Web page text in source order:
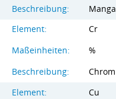
Beschreibung:
Element:
Cr
Maßeinheiten:
%
Beschreibung:
Chrom
Element:
Cu